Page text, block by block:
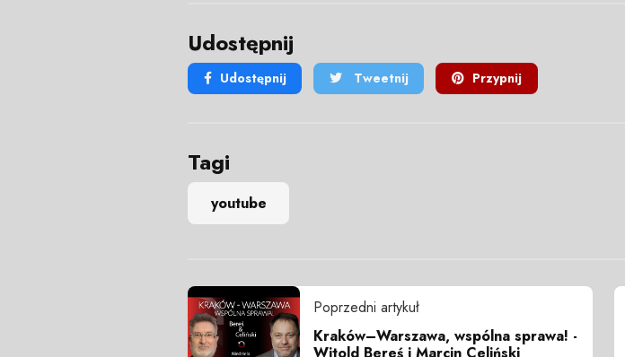
Udostępnij
Udostępnij Tweetnij Przypnij
Tagi
youtube
Poprzedni artykuł
Kraków–Warszawa, wspólna sprawa! -
Witold Bereś i Marcin Celiński